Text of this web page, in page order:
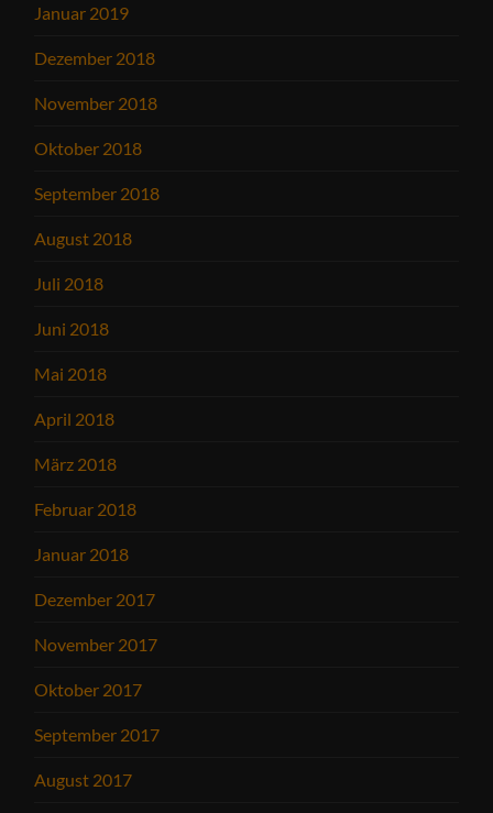
Januar 2019
Dezember 2018
November 2018
Oktober 2018
September 2018
August 2018
Juli 2018
Juni 2018
Mai 2018
April 2018
März 2018
Februar 2018
Januar 2018
Dezember 2017
November 2017
Oktober 2017
September 2017
August 2017